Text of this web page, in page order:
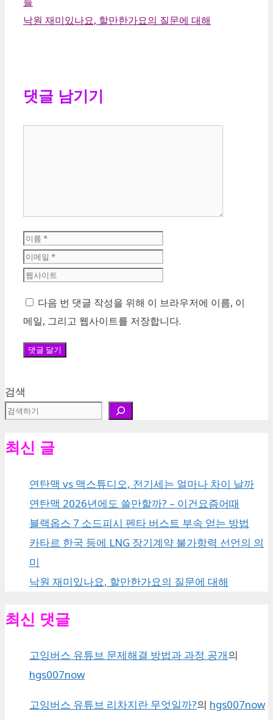
리
낙원 재미있나요, 할만한가요의 질문에 대해
댓글 남기기
이
름
트
다음 번 댓글 작성을 위해 이 브라우저에 이름, 이
메일, 그리고 웹사이트를 저장합니다.
검색
최신 글
연탄맥 vs 맥스튜디오, 전기세는 얼마나 차이 날까
연탄맥 2026년에도 쓸만할까? – 이건요즘어때
블랙옵스 7 소드피시 펜타 버스트 부속 얻는 방법
카타르 한국 등에 LNG 장기계약 불가항력 선언의 의
미
낙원 재미있나요, 할만한가요의 질문에 대해
최신 댓글
고잉버스 유튜브 문제해결 방법과 과정 공개의
hgs007now
고잉버스 유튜브 리차지란 무엇일까?의 hgs007now